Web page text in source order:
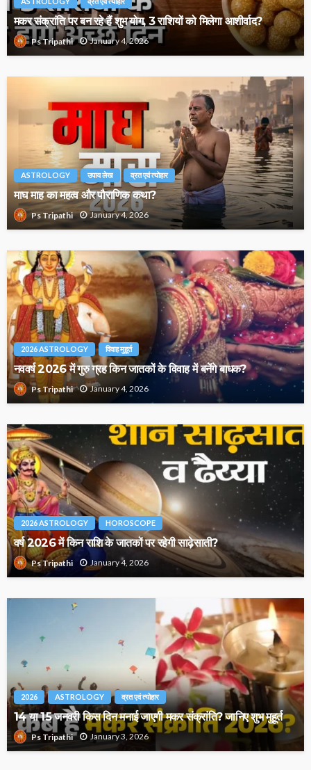
मकर संक्रांति पर बन रहे हैं शुभ योग, 3 राशियों को मिलेगा आशीर्वाद?
Ps Tripathi January 4, 2026
ASTROLOGY उपाय लेख व्रत एवं त्योहार
माघ माह का महत्व और पौराणिक कथा?
Ps Tripathi January 4, 2026
2026 ASTROLOGY विवाह मुहूर्त
नववर्ष 2026 में गुरु ग्रह किन जातकों के विवाह में बनेंगे बाधक?
Ps Tripathi January 4, 2026
2026 ASTROLOGY HOROSCOPE
वर्ष 2026 में किन राशि के जातकों पर रहेगी साढ़ेसाती?
Ps Tripathi January 4, 2026
2026 ASTROLOGY व्रत एवं त्योहार
14 या 15 जनवरी किस दिन मनाई जाएगी मकर संक्रांति? जानिए शुभ मुहूर्त
Ps Tripathi January 3, 2026